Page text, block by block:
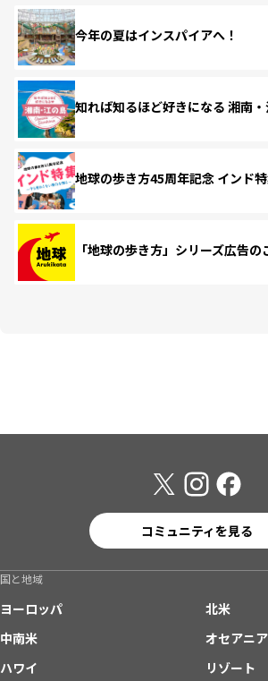
今年の夏はインスパイアへ！
知れば知るほど好きになる 湘南
地球の歩き方45周年記念 インド
「地球の歩き方」シリーズ広告の
コミュニティを見る
国と地域
ヨーロッパ
北米
中南米
オセアニア
ハワイ
リゾート